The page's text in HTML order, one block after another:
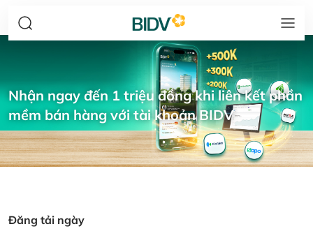
Nhận ngay đến 1 triệu đồng khi liên kết phần
mềm bán hàng với tài khoản BIDV
Đăng tải ngày